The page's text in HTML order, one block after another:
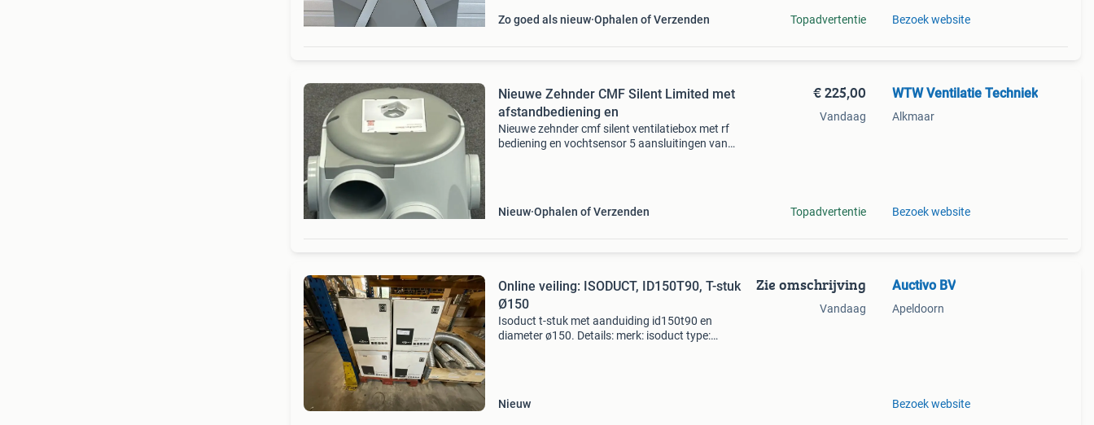
Zo goed als nieuw Ophalen of Verzenden Topadvertentie Bezoek website
Nieuwe Zehnder CMF Silent Limited met
afstandbediening en
Nieuwe zehnder cmf silent ventilatiebox met rf
bediening en vochtsensor 5 aansluitingen van
Nieuw Ophalen of Verzenden
€ 225,00
Vandaag
Topadvertentie
WTW Ventilatie Techniek
Alkmaar
Bezoek website
Online veiling: ISODUCT, ID150T90, T-stuk
Ø150
Isoduct t-stuk met aanduiding id150t90 en
diameter ø150. Details: merk: isoduct type:
Nieuw
Zie omschrijving
Vandaag
Auctivo BV
Apeldoorn
Bezoek website